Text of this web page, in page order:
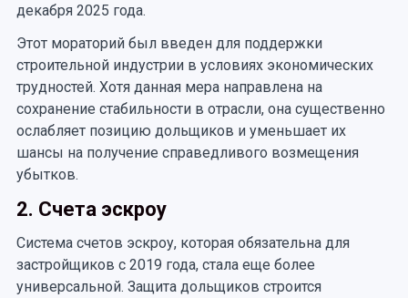
декабря 2025 года.
Этот мораторий был введен для поддержки
строительной индустрии в условиях экономических
трудностей. Хотя данная мера направлена на
сохранение стабильности в отрасли, она существенно
ослабляет позицию дольщиков и уменьшает их
шансы на получение справедливого возмещения
убытков.
2. Счета эскроу
Система счетов эскроу, которая обязательна для
застройщиков с 2019 года, стала еще более
универсальной. Защита дольщиков строится